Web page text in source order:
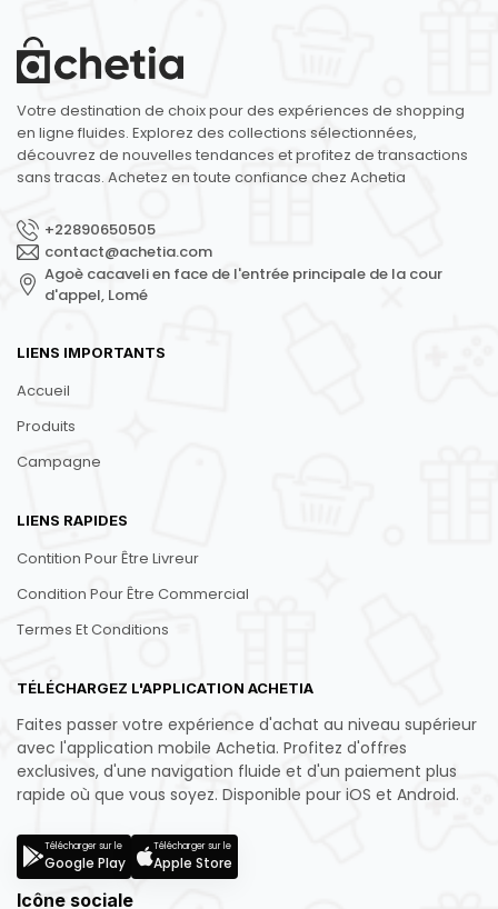
Votre destination de choix pour des expériences de shopping
en ligne fluides. Explorez des collections sélectionnées,
découvrez de nouvelles tendances et profitez de transactions
sans tracas. Achetez en toute confiance chez Achetia
+22890650505
contact@achetia.com
Agoè cacaveli en face de l'entrée principale de la cour
d'appel, Lomé
LIENS IMPORTANTS
Accueil
Produits
Campagne
LIENS RAPIDES
Contition Pour Être Livreur
Condition Pour Être Commercial
Termes Et Conditions
TÉLÉCHARGEZ L'APPLICATION ACHETIA
Faites passer votre expérience d'achat au niveau supérieur
avec l'application mobile Achetia. Profitez d'offres
exclusives, d'une navigation fluide et d'un paiement plus
rapide où que vous soyez. Disponible pour iOS et Android.
Télécharger sur le
Google Play
Télécharger sur le
Apple Store
Icône sociale